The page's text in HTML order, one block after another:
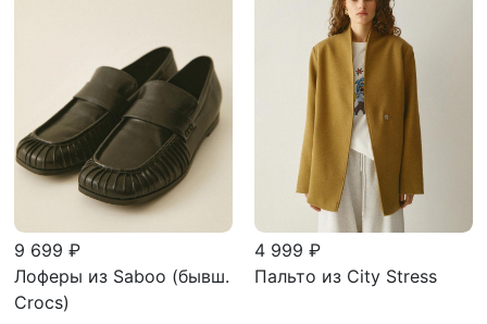
9 699 ₽
Лоферы из Saboo (бывш.
Crocs)
4 999 ₽
Пальто из City Stress